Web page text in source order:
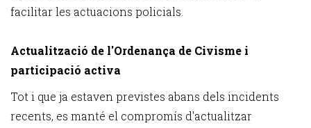
facilitar les actuacions policials.
Actualització de l'Ordenança de Civisme i
participació activa
Tot i que ja estaven previstes abans dels incidents
recents, es manté el compromís d'actualitzar